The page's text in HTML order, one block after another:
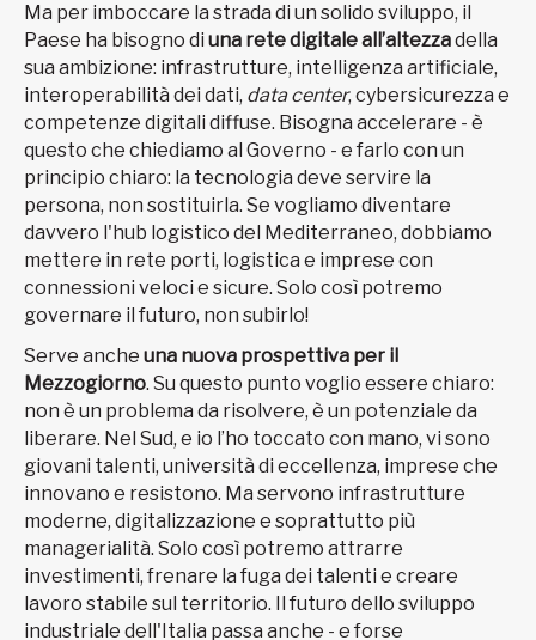
Ma per imboccare la strada di un solido sviluppo, il
Paese ha bisogno di una rete digitale all’altezzadella
sua ambizione: infrastrutture, intelligenza artificiale,
interoperabilità dei dati, data center, cybersicurezza e
competenze digitali diffuse. Bisogna accelerare - è
questo che chiediamo al Governo - e farlo con un
principio chiaro: la tecnologia deve servire la
persona, non sostituirla. Se vogliamo diventare
davvero l'hub logistico del Mediterraneo, dobbiamo
mettere in rete porti, logistica e imprese con
connessioni veloci e sicure. Solo così potremo
governare il futuro, non subirlo!
Serve anche una nuova prospettiva per il
Mezzogiorno. Su questo punto voglio essere chiaro:
non è un problema da risolvere, è un potenziale da
liberare. Nel Sud, e io l’ho toccato con mano, vi sono
giovani talenti, università di eccellenza, imprese che
innovano e resistono. Ma servono infrastrutture
moderne, digitalizzazione e soprattutto più
managerialità. Solo così potremo attrarre
investimenti, frenare la fuga dei talenti e creare
lavoro stabile sul territorio. Il futuro dello sviluppo
industriale dell'Italia passa anche - e forse